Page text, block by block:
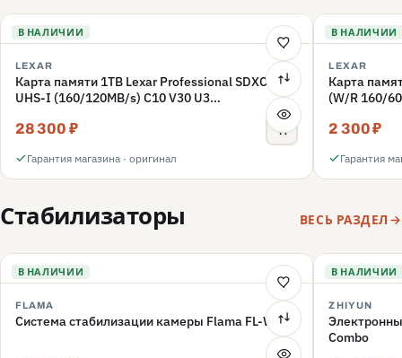
В НАЛИЧИИ
LEXAR
Карта памяти 1TB Lexar Professional SDXC
UHS-I (160/120MB/s) C10 V30 U3
28 300 ₽
Гарантия магазина · оригинал
В НАЛИЧИИ
LEXAR
Карта
(W/R 160/
2 300 ₽
Гарантия
Стабилизаторы ВЕСЬ РАЗДЕЛ
В НАЛИЧИИ
FLAMA
Система стабилизации камеры Flama FL-W01
В НАЛИЧИИ
ZHIYUN
Combo